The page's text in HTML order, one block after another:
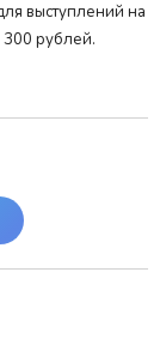
выступлений на
300 рублей.